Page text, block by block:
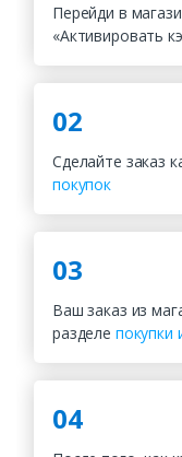
Перейди в
«Активировать
02
Сделайте заказ
покупок
03
Ваш заказ из
разделе покупки
04